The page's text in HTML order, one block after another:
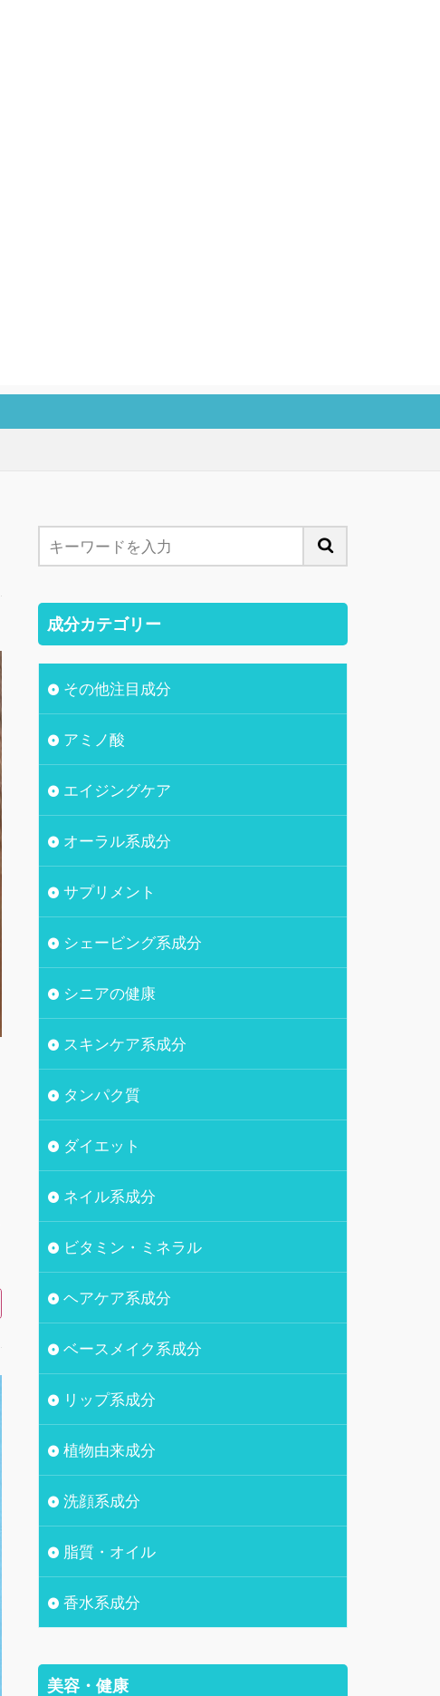
成分カテゴリー
その他注目成分
アミノ酸
エイジングケア
オーラル系成分
サプリメント
シェービング系成分
シニアの健康
スキンケア系成分
タンパク質
ダイエット
ネイル系成分
ビタミン・ミネラル
ヘアケア系成分
ベースメイク系成分
リップ系成分
植物由来成分
洗顔系成分
脂質・オイル
香水系成分
美容・健康